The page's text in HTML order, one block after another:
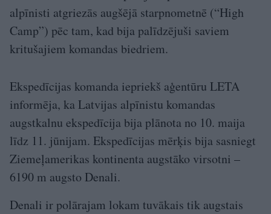
alpīnisti atgriezās augšējā starpnometnē (“High
Camp”) pēc tam, kad bija palīdzējuši saviem
kritušajiem komandas biedriem.
Ekspedīcijas komanda iepriekš aģentūru LETA
informēja, ka Latvijas alpīnistu komandas
augstkalnu ekspedīcija bija plānota no 10. maija
līdz 11. jūnijam. Ekspedīcijas mērķis bija sasniegt
Ziemeļamerikas kontinenta augstāko virsotni –
6190 m augsto Denali.
Denali ir polārajam lokam tuvākais tik augstais